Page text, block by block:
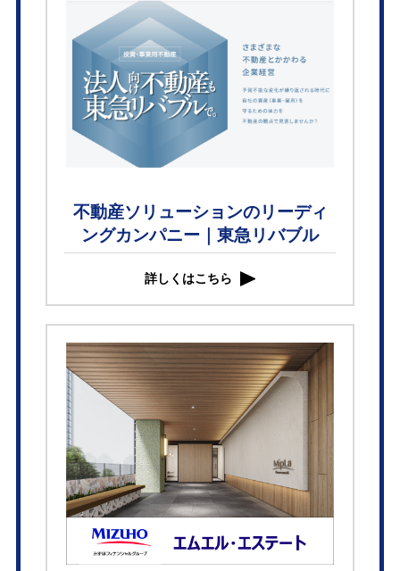
不動産ソリューションのリーディ
ングカンパニー｜東急リバブル
詳しくはこちら